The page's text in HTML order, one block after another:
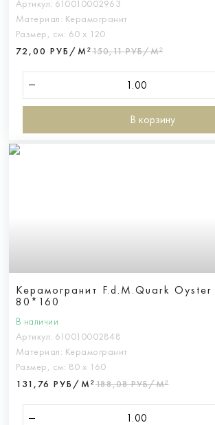
Артикул: 610010002963
Материал: Керамогранит
Размер, см: 60 х 120
72,00 РУБ/М²150,11 РУБ/М²
В корзину
Керамогранит F.d.M.Quark Oyster
80*160
В наличии
Артикул: 610010002848
Материал: Керамогранит
Размер, см: 80 х 160
131,76 РУБ/М²188,08 РУБ/М²